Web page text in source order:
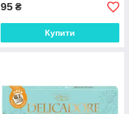
95 ₴
Купити